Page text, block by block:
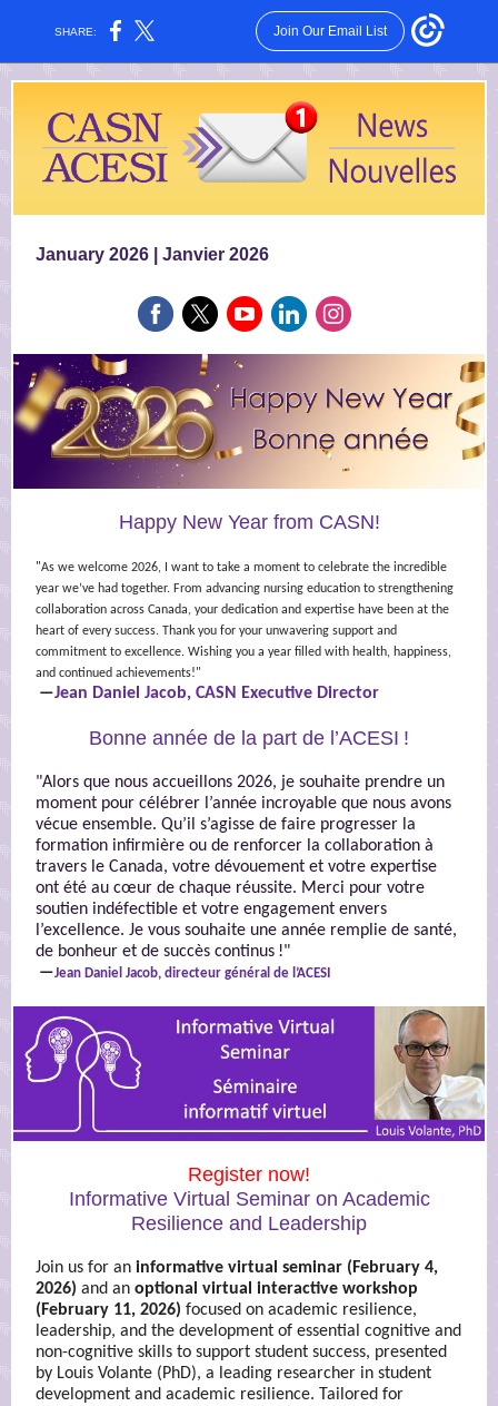
SHARE: Join Our Email List
January 2026 | Janvier 2026
Happy New Year from CASN!
"As we welcome 2026, I want to take a moment to celebrate the incredible
year we’ve had together. From advancing nursing education to strengthening
collaboration across Canada, your dedication and expertise have been at the
heart of every success. Thank you for your unwavering support and
commitment to excellence. Wishing you a year filled with health, happiness,
and continued achievements!"
—Jean Daniel Jacob, CASN Executive Director
Bonne année de la part de l’ACESI !
"Alors que nous accueillons 2026, je souhaite prendre un
moment pour célébrer l’année incroyable que nous avons
vécue ensemble. Qu’il s’agisse de faire progresser la
formation infirmière ou de renforcer la collaboration à
travers le Canada, votre dévouement et votre expertise
ont été au cœur de chaque réussite. Merci pour votre
soutien indéfectible et votre engagement envers
l’excellence. Je vous souhaite une année remplie de santé,
de bonheur et de succès continus !"
—Jean Daniel Jacob, directeur général de l’ACESI
Register now!
Informative Virtual Seminar on Academic
Resilience and Leadership
Join us for an informative virtual seminar (February 4,
2026) and an optional virtual interactive workshop
(February 11, 2026) focused on academic resilience,
leadership, and the development of essential cognitive and
non-cognitive skills to support student success, presented
by Louis Volante (PhD), a leading researcher in student
development and academic resilience. Tailored for